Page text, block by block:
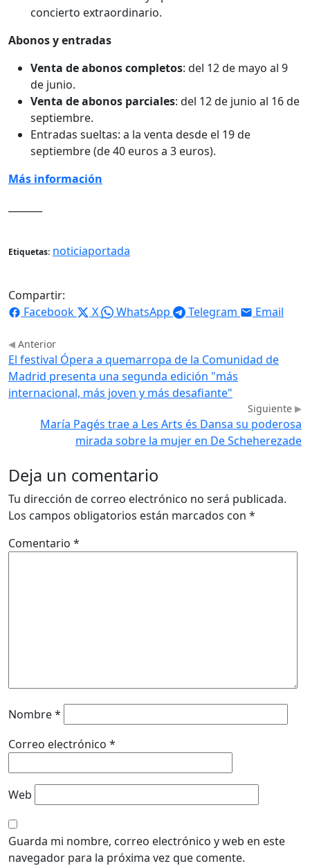
concierto extraordinario.
Abonos y entradas
Venta de abonos completos: del 12 de mayo al 9
de junio.
Venta de abonos parciales: del 12 de junio al 16 de
septiembre.
Entradas sueltas: a la venta desde el 19 de
septiembre (de 40 euros a 3 euros).
Más información
Etiquetas: noticiaportada
Compartir:
Facebook
X WhatsApp Telegram Email
Anterior
El festival Ópera a quemarropa de la Comunidad de
Madrid presenta una segunda edición "más
internacional, más joven y más desafiante"
Siguiente
María Pagés trae a Les Arts és Dansa su poderosa
mirada sobre la mujer en De Scheherezade
Deja un comentario
Tu dirección de correo electrónico no será publicada.
Los campos obligatorios están marcados con *
Comentario *
Nombre*
Correo electrónico *
Web
Guarda mi nombre, correo electrónico y web en este
navegador para la próxima vez que comente.